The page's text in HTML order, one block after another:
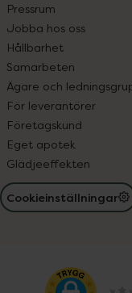
Pressrum
Jobba hos oss
Hållbarhet
Samarbeten
Ägare och
För leverantörer
Företagskund
Eget apotek
Glädjeeffekten
Cookieinställningar